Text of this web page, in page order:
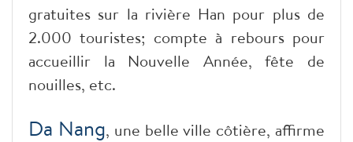
gratuites sur la rivière Han pour plus de
2.000 touristes; compte à rebours pour
accueillir la Nouvelle Année, fête de
nouilles, etc.
Da Nang, une belle ville côtière, affirme